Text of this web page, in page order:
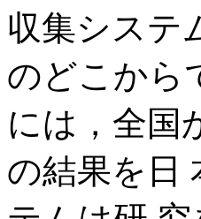
収集システ
のどこから
には，全国
の結果を日